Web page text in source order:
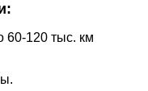
60-120 тыс. км